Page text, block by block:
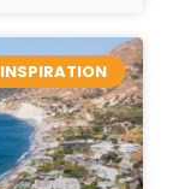
INSPIRATION